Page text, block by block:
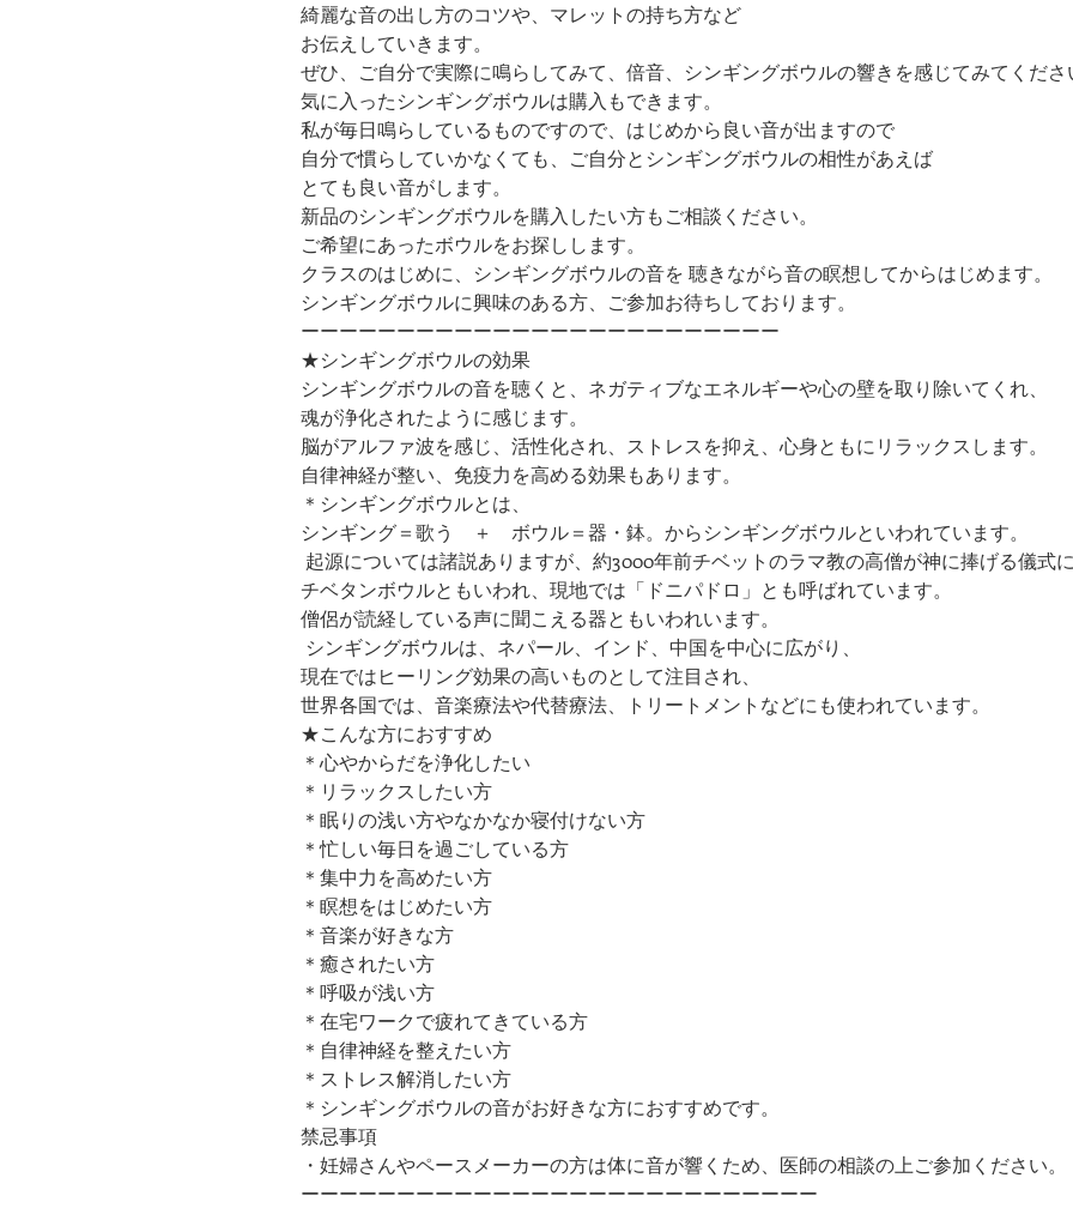
綺麗な音の出し方のコツや、マレットの持ち方など
お伝えしていきます。
ぜひ、ご自分で実際に鳴らしてみて、倍音、シンギングボウルの響きを感じてみてくださ
気に入ったシンギングボウルは購入もできます。
私が毎日鳴らしているものですので、はじめから良い音が出ますので
自分で慣らしていかなくても、ご自分とシンギングボウルの相性があえば
とても良い音がします。
新品のシンギングボウルを購入したい方もご相談ください。
ご希望にあったボウルをお探しします。
クラスのはじめに、シンギングボウルの音を ​聴きながら音の瞑想してからはじめます。
シンギングボウルに興味のある方、ご参加お待ちしております。
ーーーーーーーーーーーーーーーーーーーーーーーーー
★シンギングボウルの効果
シンギングボウルの音を聴くと、ネガティブなエネルギーや心の壁を取り除いてくれ、
魂が浄化されたように感じます。
脳がアルファ波を感じ、活性化され、ストレスを抑え、心身ともにリラックスします。
自律神経が整い、免疫力を高める効果もあります。
＊シンギングボウルとは、
シンギング＝歌う　＋　ボウル＝器・鉢。からシンギングボウルといわれています。
起源については諸説ありますが、約3000年前チベットのラマ教の高僧が神に捧げる儀式
チベタンボウルともいわれ、現地では「ドニパドロ」とも呼ばれています。
僧侶が読経している声に聞こえる器ともいわれいます。
シンギングボウルは、ネパール、インド、中国を中心に広がり、
現在ではヒーリング効果の高いものとして注目され、
世界各国では、音楽療法や代替療法、トリートメントなどにも使われています。
★こんな方におすすめ
＊心やからだを浄化したい
＊リラックスしたい方
＊眠りの浅い方やなかなか寝付けない方
＊忙しい毎日を過ごしている方
＊集中力を高めたい方
＊瞑想をはじめたい方
​＊音楽が好きな方
​＊癒されたい方
＊呼吸が浅い方
＊在宅ワークで疲れてきている方
＊自律神経を整えたい方
​＊ストレス解消したい方
＊シンギングボウルの音がお好きな方におすすめです。
禁忌事項
・妊婦さんやペースメーカーの方は体に音が響くため、医師の相談の上ご参加ください。​​​​​​​​​
ーーーーーーーーーーーーーーーーーーーーーーーーーーー